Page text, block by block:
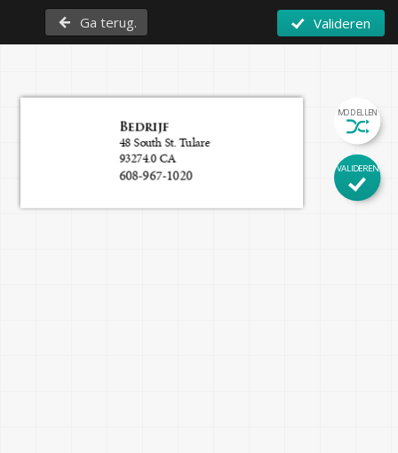
Ga terug. Valideren
MODELLEN
VALIDEREN
608-967-1020
48 South St. Tulare
93274.0 CA
Bedrijf